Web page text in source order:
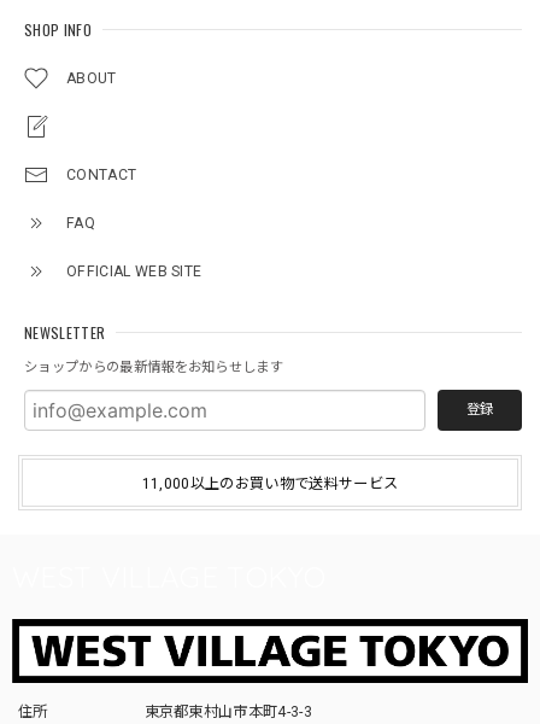
SHOP INFO
ABOUT
CONTACT
FAQ
OFFICIAL WEB SITE
NEWSLETTER
ショップからの最新情報をお知らせします
登録
11,000以上のお買い物で送料サービス
住所
東京都東村山市本町4-3-3